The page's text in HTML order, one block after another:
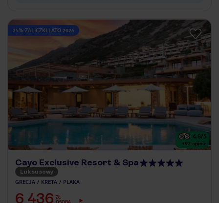
25% ZALICZKI LATO 2026
4.8/5
392 opinie
Cayo Exclusive Resort & Spa
Luksusowy
GRECJA KRETA PLAKA
6 436 ZŁ
OSOBA